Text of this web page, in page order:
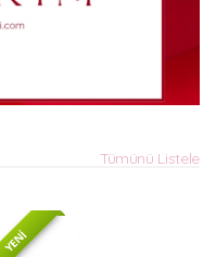
Tümünü Listele
YENİ